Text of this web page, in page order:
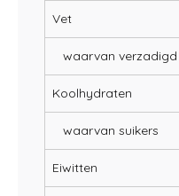
Vet
waarvan verzadigd
Koolhydraten
waarvan suikers
Eiwitten